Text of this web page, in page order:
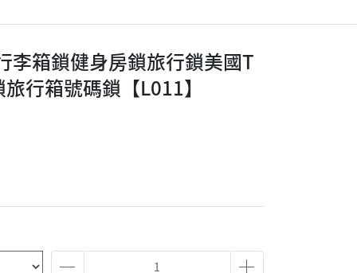
李箱鎖健身房鎖旅行鎖美國T
行箱號碼鎖【L011】